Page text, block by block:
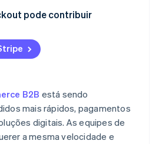
instantâneo
para compradores
em seus dados de
compradores
de alerta comuns
de fraude
sistemas
detectar atividades
pode contribuir
B2B está sendo
mais rápidos, pagamentos
digitais. As equipes de
a mesma velocidade e